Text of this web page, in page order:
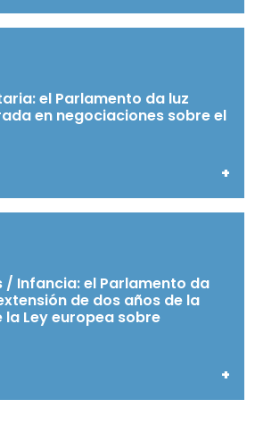
el Parlamento da luz
en negociaciones sobre el
+
/ Infancia: el Parlamento da
de dos años de la
Ley europea sobre
+